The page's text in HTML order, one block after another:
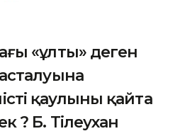
«ұлты» деген
қаулыны қайта
? Б. Тілеухан